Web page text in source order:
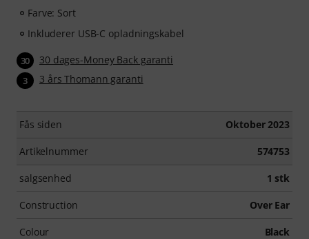
Farve: Sort
Inkluderer USB-C opladningskabel
30 30 dages-Money Back garanti
3 3 års Thomann garanti
Fås siden Oktober 2023
Artikelnummer 574753
salgsenhed 1 stk
Construction Over Ear
Colour Black